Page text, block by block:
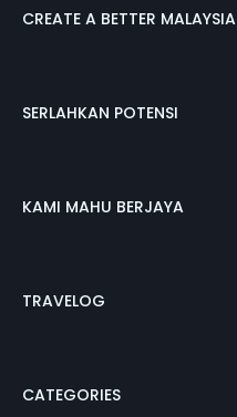
CREATE A BETTER MALAYSIA
SERLAHKAN POTENSI
KAMI MAHU BERJAYA
TRAVELOG
CATEGORIES